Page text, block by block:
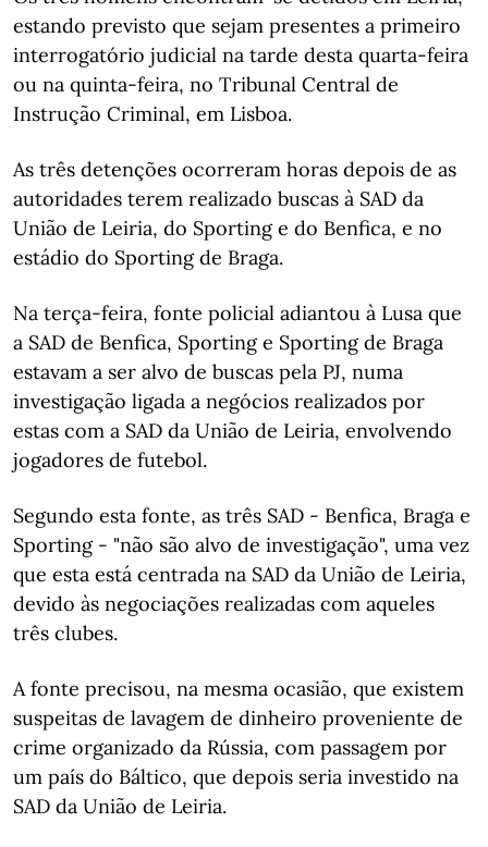
estando previsto que sejam presentes a primeiro
interrogatório judicial na tarde desta quarta-feira
ou na quinta-feira, no Tribunal Central de
Instrução Criminal, em Lisboa.
As três detenções ocorreram horas depois de as
autoridades terem realizado buscas à SAD da
União de Leiria, do Sporting e do Benfica, e no
estádio do Sporting de Braga.
Na terça-feira, fonte policial adiantou à Lusa que
a SAD de Benfica, Sporting e Sporting de Braga
estavam a ser alvo de buscas pela PJ, numa
investigação ligada a negócios realizados por
estas com a SAD da União de Leiria, envolvendo
jogadores de futebol.
Segundo esta fonte, as três SAD - Benfica, Braga e
Sporting - "não são alvo de investigação", uma vez
que esta está centrada na SAD da União de Leiria,
devido às negociações realizadas com aqueles
três clubes.
A fonte precisou, na mesma ocasião, que existem
suspeitas de lavagem de dinheiro proveniente de
crime organizado da Rússia, com passagem por
um país do Báltico, que depois seria investido na
SAD da União de Leiria.